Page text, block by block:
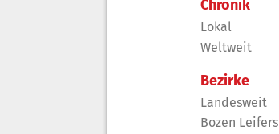
Chronik
Lokal
Weltweit
Bezirke
Landesweit
Bozen Leifers